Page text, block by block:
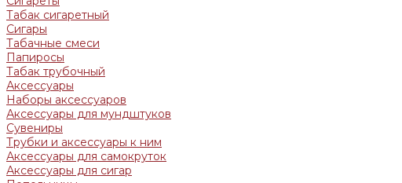
Табак сигаретный
Сигары
Табачные смеси
Папиросы
Табак трубочный
Аксессуары
Наборы аксессуаров
Аксессуары для мундштуков
Сувениры
Трубки и аксессуары к ним
Аксессуары для самокруток
Аксессуары для сигар